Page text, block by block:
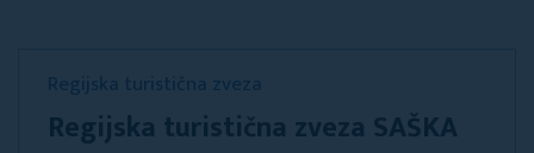
Regijska turistična zveza
Regijska turistična zveza SAŠKA